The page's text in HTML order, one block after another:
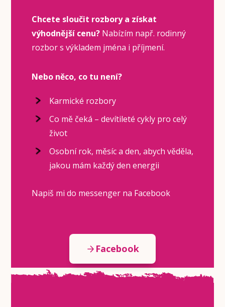
Chcete sloučit rozbory a získat
výhodnější cenu?Nabízím např. rodinný
rozbor s výkladem jména i příjmení.
Nebo něco, co tu není?
Karmické rozbory
Co mě čeká – devítileté cykly pro celý
život
Osobní rok, měsíc a den, abych věděla,
jakou mám každý den energii
Napiš mi do messenger na Facebook
Facebook